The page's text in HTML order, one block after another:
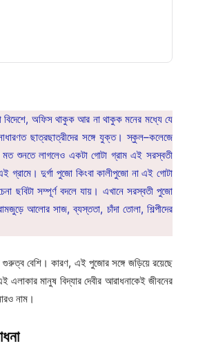
বিদেশে, অফিস থাকুক আর না থাকুক মনের মধ্যে যে
ছাত্রছাত্রীদের সঙ্গে যুক্ত। স্কুল–কলেজে
মত শুনতে লাগলেও একটা গোটা গ্রাম এই সরস্বতী
দুর্গা পুজো কিংবা কালীপুজো না এই গোটা
ছবিটা সম্পূর্ণ বদলে যায়। এখানে সরস্বতী পুজো
আলোর সাজ, ব্যস্ততা, চাঁদা তোলা, শিল্পীদের
গুরুত্ব বেশি। কারণ, এই পুজোর সঙ্গে জড়িয়ে রয়েছে
মানুষ বিদ্যার দেবীর আরাধনাকেই জীবনের
নাম।